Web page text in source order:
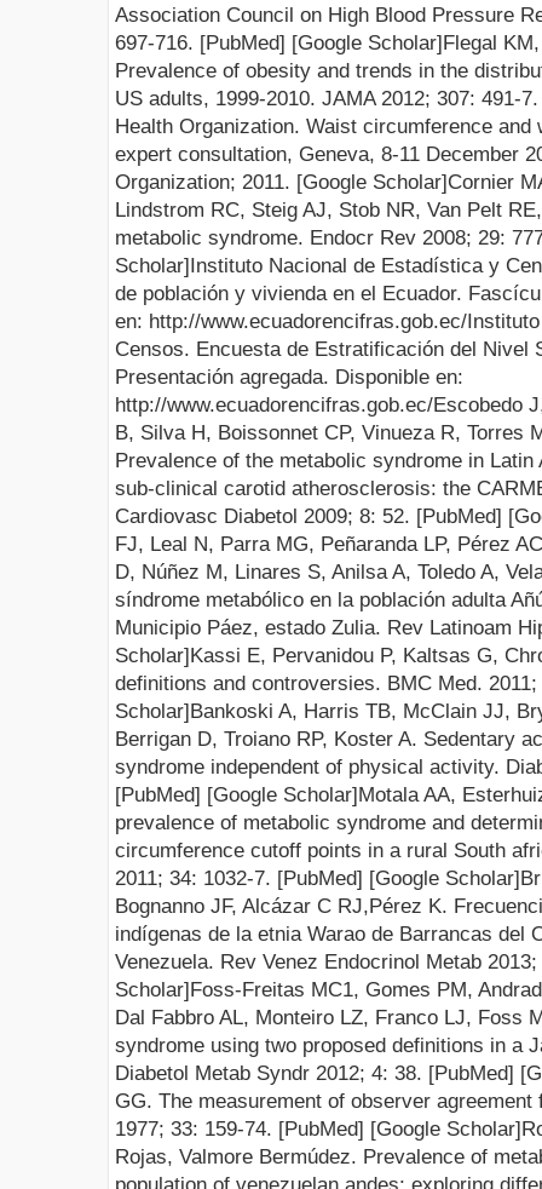
Association Council on High Blood Pressure
697-716. [PubMed] [Google Scholar]Flegal
Prevalence of obesity and trends in the
US adults, 1999-2010. JAMA 2012; 307: 491-
Health Organization. Waist circumference
expert consultation, Geneva, 8-11 December
Organization; 2011. [Google Scholar]Cornier
Lindstrom RC, Steig AJ, Stob NR, Van Pelt
metabolic syndrome. Endocr Rev 2008; 29:
Scholar]Instituto Nacional de Estadística y
de población y vivienda en el Ecuador.
en: http://www.ecuadorencifras.gob.ec/
Censos. Encuesta de Estratificación del Nivel
Presentación agregada. Disponible en:
http://www.ecuadorencifras.gob.ec/Escobedo
B, Silva H, Boissonnet CP, Vinueza R, Torres
Prevalence of the metabolic syndrome in
sub-clinical carotid atherosclerosis: the
Cardiovasc Diabetol 2009; 8: 52. [PubMed] [
FJ, Leal N, Parra MG, Peñaranda LP, Pérez
D, Núñez M, Linares S, Anilsa A, Toledo A,
síndrome metabólico en la población adulta
Municipio Páez, estado Zulia. Rev Latinoam
Scholar]Kassi E, Pervanidou P, Kaltsas G,
definitions and controversies. BMC Med. 2011;
Scholar]Bankoski A, Harris TB, McClain JJ,
Berrigan D, Troiano RP, Koster A. Sedentary
syndrome independent of physical activity.
[PubMed] [Google Scholar]Motala AA,
prevalence of metabolic syndrome and
circumference cutoff points in a rural South
2011; 34: 1032-7. [PubMed] [Google Scholar]
Bognanno JF, Alcázar C RJ,Pérez K.
indígenas de la etnia Warao de Barrancas del
Venezuela. Rev Venez Endocrinol Metab 2013;
Scholar]Foss-Freitas MC1, Gomes PM,
Dal Fabbro AL, Monteiro LZ, Franco LJ, Foss
syndrome using two proposed definitions in a
Diabetol Metab Syndr 2012; 4: 38. [PubMed] [
GG. The measurement of observer
1977; 33: 159-74. [PubMed] [Google Scholar]
Rojas, Valmore Bermúdez. Prevalence of